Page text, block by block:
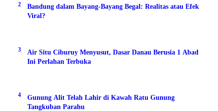
2
Bandung dalam Bayang-Bayang Begal: Realitas atau Efek
Viral?
3
Air Situ Ciburuy Menyusut, Dasar Danau Berusia 1 Abad
Ini Perlahan Terbuka
4
Gunung Alit Telah Lahir di Kawah Ratu Gunung
Tangkuban Parahu